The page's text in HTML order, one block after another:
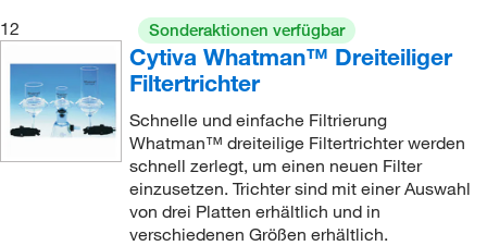
12
Sonderaktionen verfügbar
Cytiva Whatman™ Dreiteiliger
Filtertrichter
Schnelle und einfache Filtrierung
Whatman™ dreiteilige Filtertrichter werden
schnell zerlegt, um einen neuen Filter
einzusetzen. Trichter sind mit einer Auswahl
von drei Platten erhältlich und in
verschiedenen Größen erhältlich.